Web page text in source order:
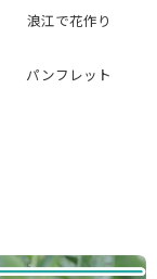
浪江で花作り
パンフレット